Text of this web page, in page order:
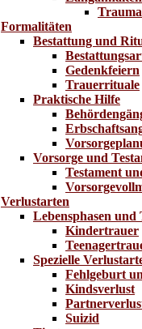
Formalitäten
Bestattung und
Gedenkfeiern
Trauerrituale
Praktische Hilfe
Vorsorge und
Testament
Verlustarten
Lebensphasen und
Kindertrauer
Spezielle
Fehlgeburt
Kindsverlust
Suizid